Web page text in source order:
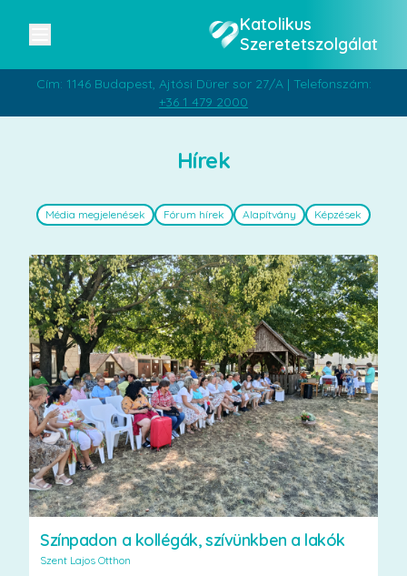
Katolikus
Szeretetszolgálat
Cím: 1146 Budapest, Ajtósi Dürer sor 27/A | Telefonszám:
+36 1 479 2000
Hírek
Média megjelenések Fórum hírek Alapítvány Képzések
Színpadon a kollégák, szívünkben a lakók
Szent Lajos Otthon